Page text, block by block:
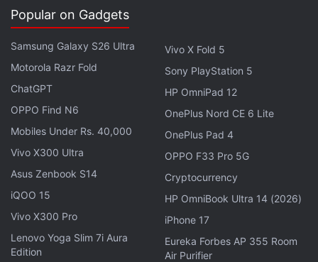
प्रतिस्पर्धा और तकनीकी में कूदने के लिए प्रेरित कर सकती है। वहीं
दूसरी तरफ Honor का यह कॉन्सेप्ट भविष्य के AI एजेंट्स की तरफ भी
इशारा करता
लेटेस्ट टेक न्यूज़ और लोकप्रियमोबाइलपर मिलने वाले
एक्सक्लूसिव ऑफर के लिए गैजेट्स 360एंड्रॉयड ऐप डाउनलोड करें और
हमेंगूगल समाचार पर फॉलो करें।
ये भी पढ़े: Honor, Honor Robot Phone,Honor latest phone
robotic phone, AI, Honor AI robotic phone
Popular on Gadgets
Samsung Galaxy S26 Ultra
Motorola Razr Fold
ChatGPT
OPPO Find N6
Mobiles Under Rs. 40,000
Vivo X300 Ultra
Asus Zenbook S14
iQOO 15
Vivo X300 Pro
Lenovo Yoga Slim 7i Aura
Edition
Vivo X Fold 5
Sony PlayStation 5
HP OmniPad 12
OnePlus Nord CE 6 Lite
OnePlus Pad 4
OPPO F33 Pro 5G
Cryptocurrency
HP OmniBook Ultra 14 (2026)
iPhone 17
Eureka Forbes AP 355 Room
Air Purifier